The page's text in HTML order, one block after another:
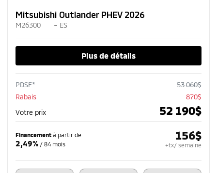
Mitsubishi Outlander PHEV 2026
M26300 – ES
Plus de détails
PDSF* 53 060$
Rabais
870$
Votre prix
52 190$
Financement à partir de
2,49% / 84 mois
156$
+tx/ semaine